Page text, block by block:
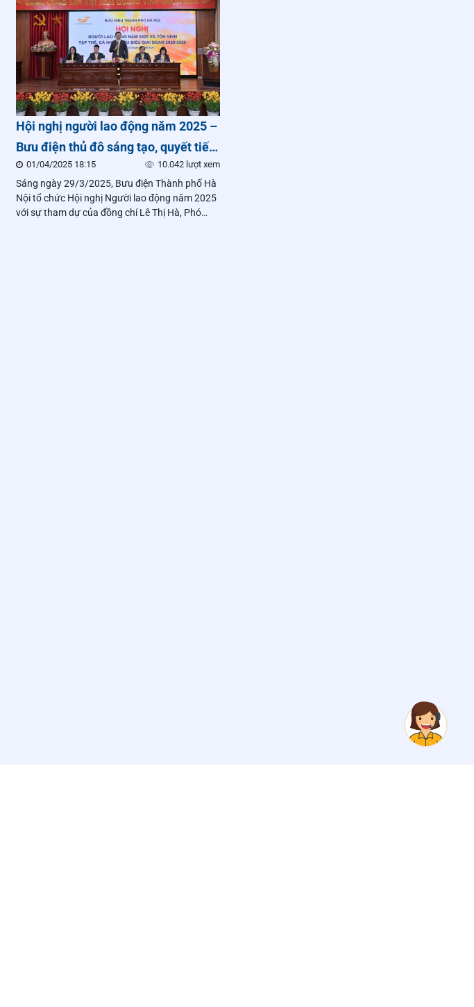
Hội nghị người lao động năm 2025 –
Bưu điện thủ đô sáng tạo, quyết tiến,
quyết thắng
01/04/2025 18:15 10.042 lượt xem
Sáng ngày 29/3/2025, Bưu điện Thành phố Hà
Nội tổ chức Hội nghị Người lao động năm 2025
với sự tham dự của đồng chí Lê Thị Hà, Phó